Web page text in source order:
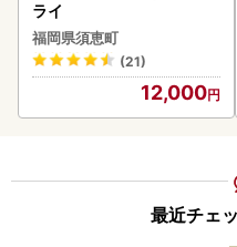
ライ
福岡県須恵町
(21)
12,000
最近チェ